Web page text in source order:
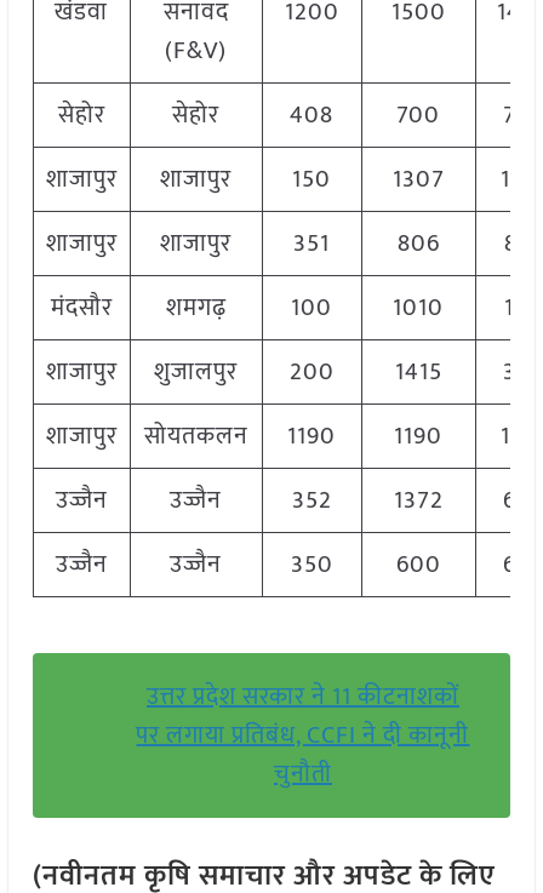
खंडवा
सनावद
(F&V)
1200 1500
सेहोर सेहोर 408 700
शाजापुर
शाजापुर 150 1307
शाजापुर
शाजापुर 351 806
मंदसौर
शमगढ़ 100 1010
शाजापुर
शुजालपुर 200 1415
शाजापुर
सोयतकलन 1190 1190
उज्जैन
उज्जैन 352 1372
उज्जैन
उज्जैन 350 600
उत्तर प्रदेश सरकार ने 11 कीटनाशकों
पर लगाया प्रतिबंध, CCFI ने दी कानूनी
चुनौती
(नवीनतम कृषि समाचार और अपडेट के लिए